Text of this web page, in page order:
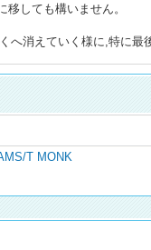
しても構いません。
へ消えていく様に,特に
T MONK